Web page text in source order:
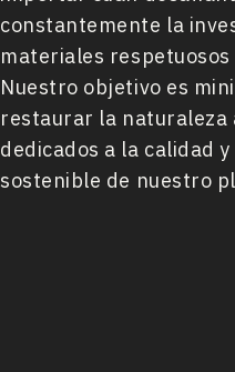
constantemente la
materiales
Nuestro objetivo es
restaurar la naturaleza
dedicados a la calidad
sostenible de nuestro